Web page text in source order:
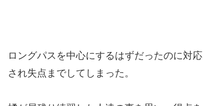
ロングパスを中心にするはずだったのに対応
され失点までしてしまった。